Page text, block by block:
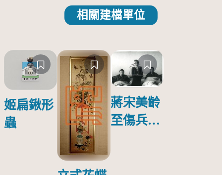
相關建檔單位
姬扁鍬形
蟲
蔣宋美齡
至傷兵醫
傷日本戰